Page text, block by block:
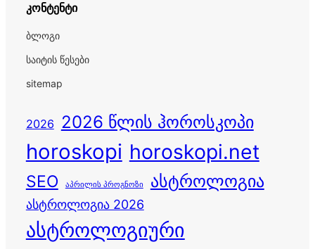
კონტენტი
ბლოგი
საიტის წესები
sitemap
2026 2026 წლის ჰოროსკოპი
horoskopi horoskopi.net
SEO აპრილის პროგნოზი ასტროლოგია
ასტროლოგია 2026
ასტროლოგიური